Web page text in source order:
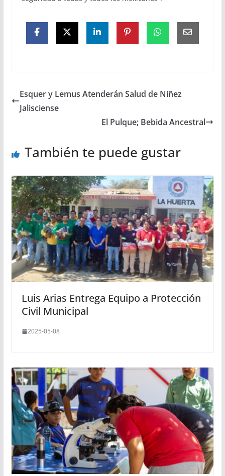
Esquer y Lemus Atenderán Salud de Niñez
Jalisciense
El Pulque; Bebida Ancestral
También te puede gustar
Luis Arias Entrega Equipo a Protección
Civil Municipal
2025-05-08